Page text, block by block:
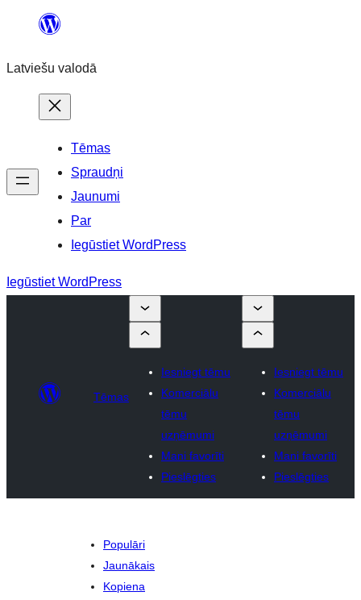
Pāriet
saturu
Latviešu valodā
Tēmas
Spraudņi
Jaunumi
Par
Iegūstiet WordPress
Iegūstiet WordPress
Tēmas
Iesniegt tēmu
Komerciālu
tēmu
uzņēmumi
Mani favorīti
Pieslēgties
Iesniegt tēmu
Komerciālu
tēmu
uzņēmumi
Mani favorīti
Pieslēgties
Populāri
Jaunākais
Kopiena